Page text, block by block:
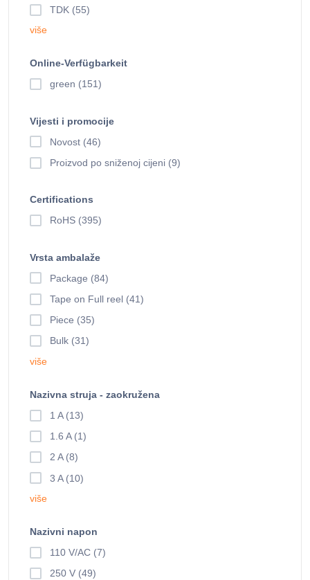
TDK (55)
više
Online-Verfügbarkeit
green (151)
Vijesti i promocije
Novost (46)
Proizvod po sniženoj cijeni (9)
Certifications
RoHS (395)
Vrsta ambalaže
Package (84)
Tape on Full reel (41)
Piece (35)
Bulk (31)
više
Nazivna struja - zaokružena
1 A (13)
1.6 A (1)
2 A (8)
3 A (10)
više
Nazivni napon
110 V/AC (7)
250 V (49)